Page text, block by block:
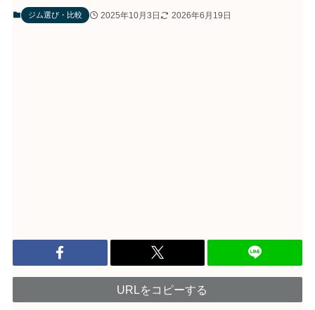
ジム選び・比較 2025年10月3日 2026年6月19日
URLをコピーする